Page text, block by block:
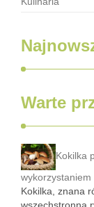
Warte
Kokilka
Kokilka, znana
wszechstronna